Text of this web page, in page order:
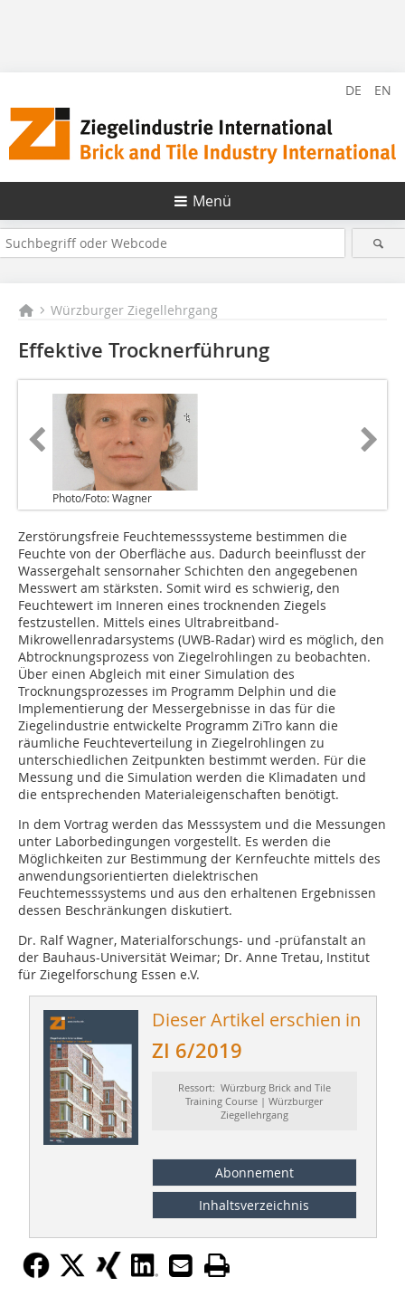
DE EN
Menü
Würzburger Ziegellehrgang
Effektive Trocknerführung
Photo/Foto: Wagner
Zerstörungsfreie Feuchtemesssysteme bestimmen die
Feuchte von der Oberfläche aus. Dadurch beeinflusst der
Wassergehalt sensornaher Schichten den angegebenen
Messwert am stärksten. Somit wird es schwierig, den
Feuchtewert im Inneren eines trocknenden Ziegels
festzustellen. Mittels eines Ultrabreitband-
Mikrowellenradarsystems (UWB-Radar) wird es möglich, den
Abtrocknungsprozess von Ziegelrohlingen zu beobachten.
Über einen Abgleich mit einer Simulation des
Trocknungsprozesses im Programm Delphin und die
Implementierung der Messergebnisse in das für die
Ziegelindustrie entwickelte Programm ZiTro kann die
räumliche Feuchteverteilung in Ziegelrohlingen zu
unterschiedlichen Zeitpunkten bestimmt werden. Für die
Messung und die Simulation werden die Klimadaten und
die entsprechenden Materialeigenschaften benötigt.
In dem Vortrag werden das Messsystem und die Messungen
unter Laborbedingungen vorgestellt. Es werden die
Möglichkeiten zur Bestimmung der Kernfeuchte mittels des
anwendungsorientierten dielektrischen
Feuchtemesssystems und aus den erhaltenen Ergebnissen
dessen Beschränkungen diskutiert.
Dr. Ralf Wagner, Materialforschungs- und -prüfanstalt an
der Bauhaus-Universität Weimar; Dr. Anne Tretau, Institut
für Ziegelforschung Essen e.V.
Dieser Artikel erschien in
ZI 6/2019
Ressort: Würzburg Brick and Tile
Training Course | Würzburger
Ziegellehrgang
Abonnement
Inhaltsverzeichnis